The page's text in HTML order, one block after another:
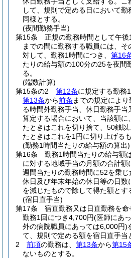
して、規則で定める日において勤
同様とする。
(夜間勤務手当)
第15条
正規の勤務時間として午
までの間に勤務する職員には、
対して、勤務1時間につき、 第16
たりの給与額の100分の25を夜間
る。
(端数計算)
第15条の2
第12条に規定する勤務
第13条から前条 までの規定によ
る時間外勤務手当、休日勤務手当
算定する場合において、当該額に
たときはこれを切り捨て、50銭
たときはこれを1円に切り上げる
(勤務1時間当たりの給与額の算出)
第16条
勤務1時間当たりの給与額
に対する地域手当の月額の合計額
週間当たりの勤務時間に52を乗
休日及び年末年始の休日等の日
を減じたもので除して得た額とす
(宿日直手当)
第17条
宿直勤務又は日直勤務を
勤務1回につき4,700円(医師にあ
外の病院職員にあっては6,000円)
て、規則で定める額を宿日直手当
2
前項の勤務は、 第13条から第15
ないものとする。